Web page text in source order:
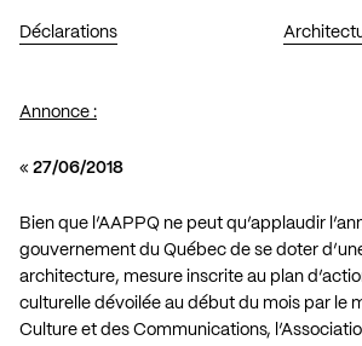
Déclarations
Annonce :
« 27/06/2018
Bien que l’AAPPQ ne peut qu’applaudir
gouvernement du Québec de se doter
architecture, mesure inscrite au plan
culturelle dévoilée au début du mois par le
Culture et des Communications,